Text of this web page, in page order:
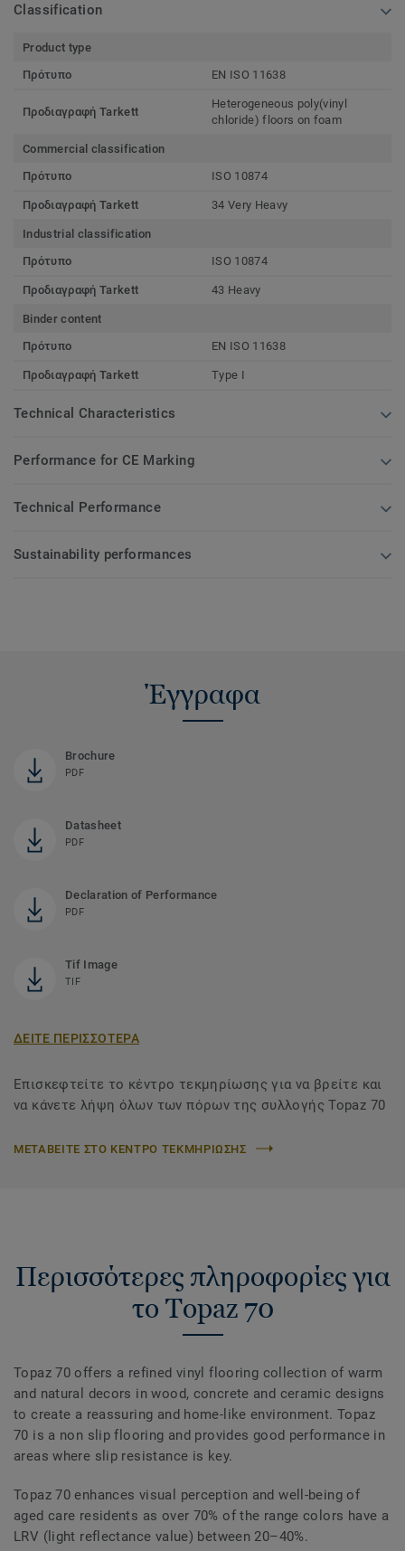
Classification
Product type
Πρότυπο
EN ISO 11638
Προδιαγραφή Tarkett
Heterogeneous poly(vinyl
chloride) floors on foam
Commercial classification
Πρότυπο
ISO 10874
Προδιαγραφή Tarkett 34 Very Heavy
Industrial classification
Πρότυπο
ISO 10874
Προδιαγραφή Tarkett 43 Heavy
Binder content
Πρότυπο
EN ISO 11638
Προδιαγραφή Tarkett Type I
Technical Characteristics
Performance for CE Marking
Technical Performance
Sustainability performances
Έγγραφα
Brochure
PDF
Datasheet
PDF
Declaration of Performance
PDF
Tif Image
TIF
ΔΕΙΤΕ ΠΕΡΙΣΣΟΤΕΡΑ
Επισκεφτείτε το κέντρο τεκμηρίωσης για να βρείτε και
να κάνετε λήψη όλων των πόρων της συλλογής Topaz 70
ΜΕΤΑΒΕΙΤΕ ΣΤΟ ΚΕΝΤΡΟ ΤΕΚΜΗΡΙΩΣΗΣ
Περισσότερες πληροφορίες για
το Topaz 70
Topaz 70 offers a refined vinyl flooring collection of warm
and natural decors in wood, concrete and ceramic designs
to create a reassuring and home-like environment. Topaz
70 is a non slip flooring and provides good performance in
areas where slip resistance is key.
Topaz 70 enhances visual perception and well-being of
aged care residents as over 70% of the range colors have a
LRV (light reflectance value) between 20–40%.